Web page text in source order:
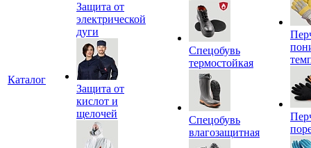
Каталог
Защита от
электрической
дуги
Защита от
кислот и
щелочей
Спецобувь
термостойкая
Спецобувь
влагозащитная